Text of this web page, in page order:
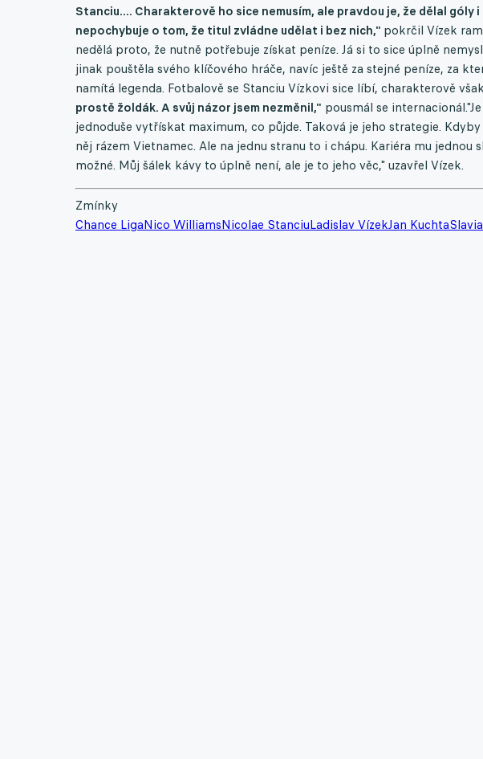
Stanciu.... Charakterově ho sice nemusím, ale pravdou je, že dělal góly
nepochybuje o tom, že titul zvládne udělat i bez nich," pokrčil Vízek
nedělá proto, že nutně potřebuje získat peníze. Já si to sice úplně
jinak pouštěla svého klíčového hráče, navíc ještě za stejné peníze, za
namítá legenda. Fotbalově se Stanciu Vízkovi sice líbí, charakterově
prostě žoldák. A svůj názor jsem nezměnil," pousmál se
jednoduše vytřískat maximum, co půjde. Taková je jeho strategie.
něj rázem Vietnamec. Ale na jednu stranu to i chápu. Kariéra mu jednou
možné. Můj šálek kávy to úplně není, ale je to jeho věc," uzavřel Vízek.
Zmínky
Chance LigaNico WilliamsNicolae StanciuLadislav VízekJan Kuchta